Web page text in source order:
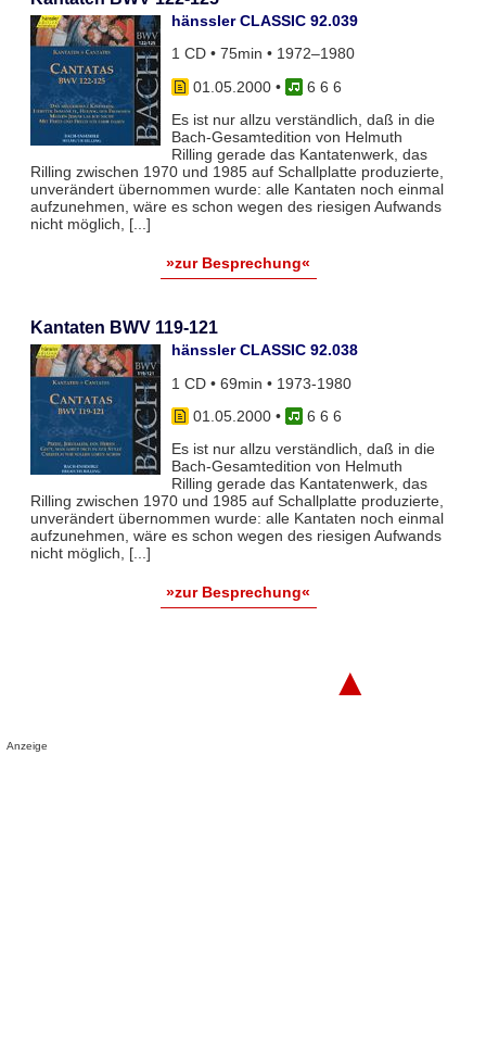
hänssler CLASSIC 92.039
1 CD • 75min • 1972–1980
01.05.2000•
6 6 6
Es ist nur allzu verständlich, daß in die
Bach-Gesamtedition von Helmuth
Rilling gerade das Kantatenwerk, das
Rilling zwischen 1970 und 1985 auf Schallplatte produzierte,
unverändert übernommen wurde: alle Kantaten noch einmal
aufzunehmen, wäre es schon wegen des riesigen Aufwands
nicht möglich, [...]
»zur Besprechung«
Kantaten BWV 119-121
hänssler CLASSIC 92.038
1 CD • 69min • 1973-1980
01.05.2000•
6 6 6
Es ist nur allzu verständlich, daß in die
Bach-Gesamtedition von Helmuth
Rilling gerade das Kantatenwerk, das
Rilling zwischen 1970 und 1985 auf Schallplatte produzierte,
unverändert übernommen wurde: alle Kantaten noch einmal
aufzunehmen, wäre es schon wegen des riesigen Aufwands
nicht möglich, [...]
»zur Besprechung«
▲
Anzeige